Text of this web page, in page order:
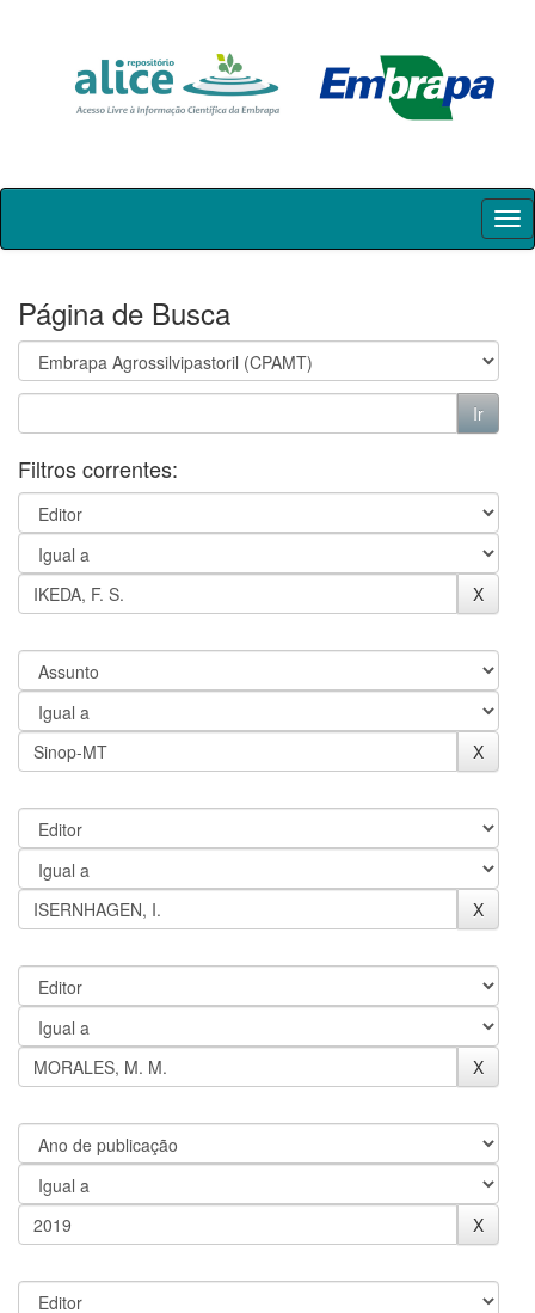
Skip
Página de Busca
Filtros correntes: